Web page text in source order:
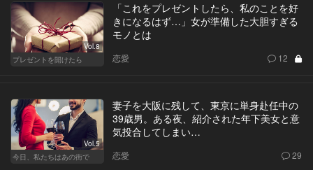
Vol.8
プレゼントを開けたら
「これをプレゼントしたら、私のことを好
きになるはず…」女が準備した大胆すぎる
モノとは
恋愛 12
Vol.5
今日、私たちはあの街で
妻子を大阪に残して、東京に単身赴任中の
39歳男。ある夜、紹介された年下美女と意
気投合してしまい…
恋愛 29